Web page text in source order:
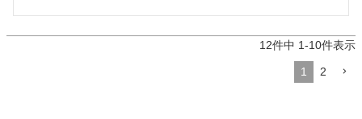
12件中 1-10件表示
1 2